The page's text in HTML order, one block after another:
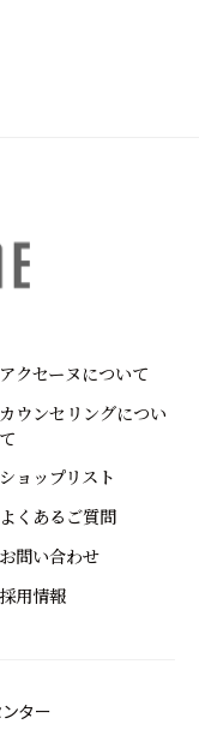
アクセーヌについて
カウンセリングについ
て
ショップリスト
よくあるご質問
お問い合わせ
採用情報
ター